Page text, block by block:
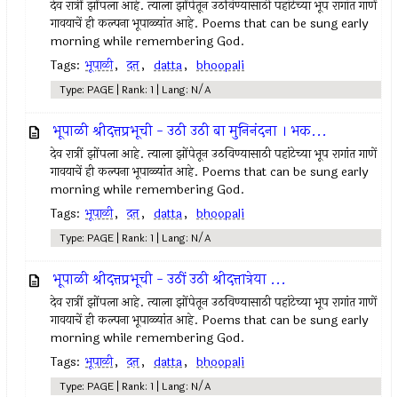
देव रात्रीं झोंपला आहे. त्याला झोंपेतून उठविण्यासाठी पहांटेच्या भूप रागांत गाणें
गावयाचें ही कल्पना भूपाळ्यांत आहे. Poems that can be sung early
morning while remembering God.
Tags: भूपाळी, दत्त, datta, bhoopali
Type: PAGE | Rank: 1 | Lang: N/A
भूपाळी श्रीदत्तप्रभूची - उठी उठी बा मुनिनंदना । भक...
देव रात्रीं झोंपला आहे. त्याला झोंपेतून उठविण्यासाठी पहांटेच्या भूप रागांत गाणें
गावयाचें ही कल्पना भूपाळ्यांत आहे. Poems that can be sung early
morning while remembering God.
Tags: भूपाळी, दत्त, datta, bhoopali
Type: PAGE | Rank: 1 | Lang: N/A
भूपाळी श्रीदत्तप्रभूची - उठीं उठी श्रीदत्तात्रेया ...
देव रात्रीं झोंपला आहे. त्याला झोंपेतून उठविण्यासाठी पहांटेच्या भूप रागांत गाणें
गावयाचें ही कल्पना भूपाळ्यांत आहे. Poems that can be sung early
morning while remembering God.
Tags: भूपाळी, दत्त, datta, bhoopali
Type: PAGE | Rank: 1 | Lang: N/A